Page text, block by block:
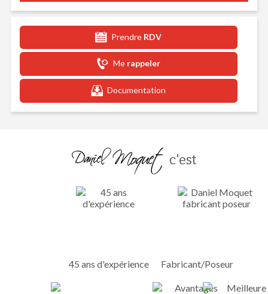
Prendre RDV
Me rappeler
Documentation
c'est
45 ans d'expérience Fabricant/Poseur